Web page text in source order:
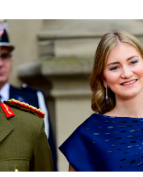
achterlaat